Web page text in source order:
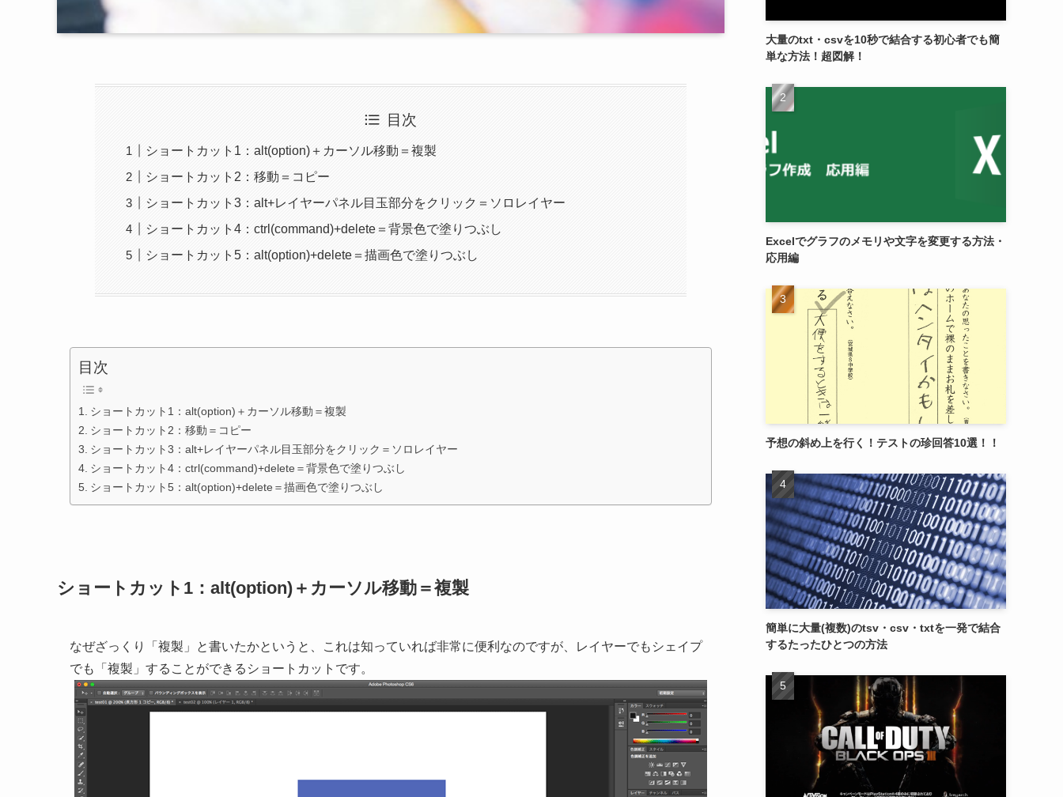
目次
ショートカット1：alt(option)＋カーソル移動＝複製
ショートカット2：移動＝コピー
ショートカット3：alt+レイヤーパネル目玉部分をクリック＝ソロレイヤー
ショートカット4：ctrl(command)+delete＝背景色で塗りつぶし
ショートカット5：alt(option)+delete＝描画色で塗りつぶし
目次
ショートカット1：alt(option)＋カーソル移動＝複製
ショートカット2：移動＝コピー
ショートカット3：alt+レイヤーパネル目玉部分をクリック＝ソロレイヤー
ショートカット4：ctrl(command)+delete＝背景色で塗りつぶし
ショートカット5：alt(option)+delete＝描画色で塗りつぶし
ショートカット1：alt(option)＋カーソル移動＝複製
なぜざっくり「複製」と書いたかというと、これは知っていれば非常に便利なのですが、レイヤーでもシェイプ
でも「複製」することができるショートカットです。
大量のtxt・csvを10秒で結合する初心者でも簡
単な方法！超図解！
Excelでグラフのメモリや文字を変更する方法・
応用編
予想の斜め上を行く！テストの珍回答10選！！
簡単に大量(複数)のtsv・csv・txtを一発で結合
するたったひとつの方法